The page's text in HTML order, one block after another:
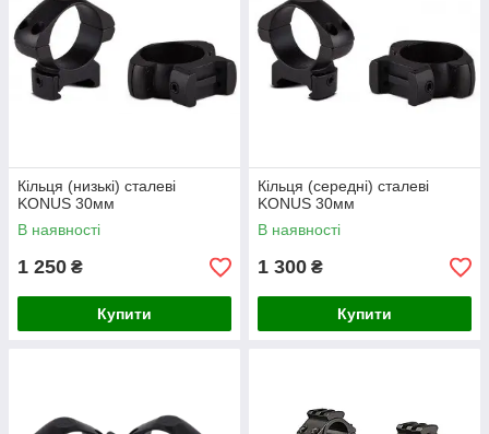
Кільця (низькі) сталеві
KONUS 30мм
В наявності
1 250 ₴
Купити
Кільця (середні) сталеві
KONUS 30мм
В наявності
1 300 ₴
Купити